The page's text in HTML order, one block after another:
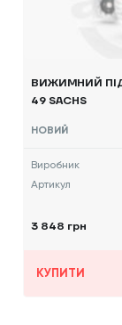
ВИЖИМНИЙ
49 SACHS
НОВИЙ
Виробник
Артикул
3 848 грн
КУПИТИ